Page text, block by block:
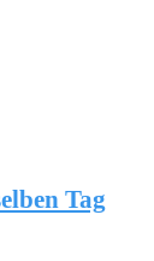
Tag